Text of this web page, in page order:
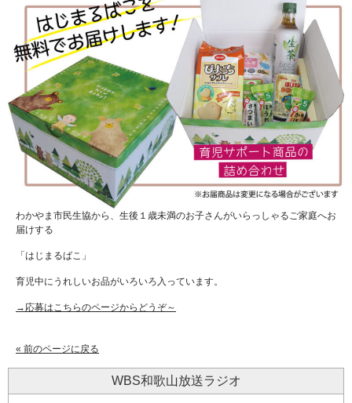
わかやま市民生協から、生後１歳未満のお子さんがいらっしゃるご家庭へお
届けする
「はじまるばこ」
育児中にうれしいお品がいろいろ入っています。
→応募はこちらのページからどうぞ～
« 前のページに戻る
WBS和歌山放送ラジオ